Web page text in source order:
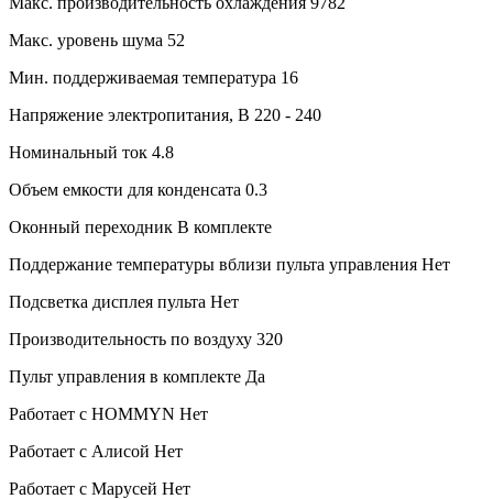
Макс. уровень шума 52
Мин. поддерживаемая температура 16
Напряжение электропитания, В 220 - 240
Номинальный ток 4.8
Объем емкости для конденсата 0.3
Оконный переходник В комплекте
Поддержание температуры вблизи пульта управления Нет
Подсветка дисплея пульта Нет
Производительность по воздуху 320
Пульт управления в комплекте Да
Работает с HOMMYN Нет
Работает с Алисой Нет
Работает с Марусей Нет